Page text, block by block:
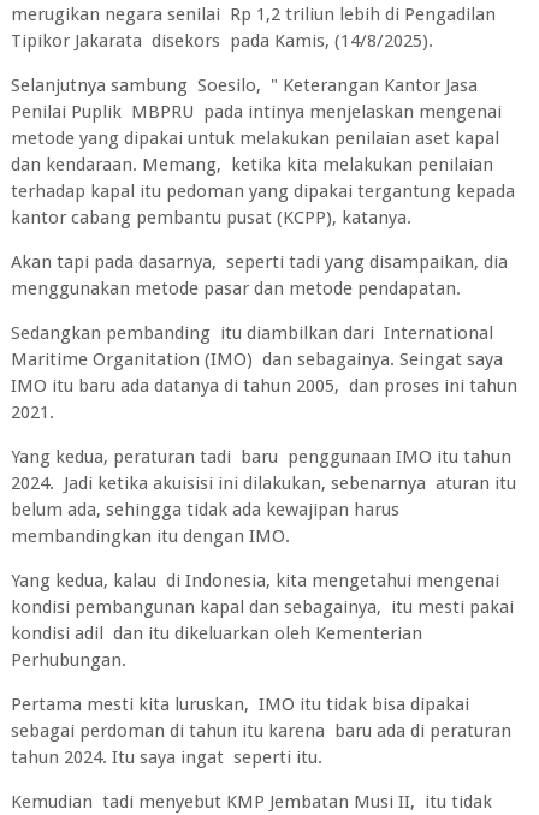
merugikan negara senilai Rp 1,2 triliun lebih di Pengadilan
Tipikor Jakarata disekors pada Kamis, (14/8/2025).
Selanjutnya sambung Soesilo, " Keterangan Kantor Jasa
Penilai Puplik MBPRU pada intinya menjelaskan mengenai
metode yang dipakai untuk melakukan penilaian aset kapal
dan kendaraan. Memang, ketika kita melakukan penilaian
terhadap kapal itu pedoman yang dipakai tergantung kepada
kantor cabang pembantu pusat (KCPP), katanya.
Akan tapi pada dasarnya, seperti tadi yang disampaikan, dia
menggunakan metode pasar dan metode pendapatan.
Sedangkan pembanding itu diambilkan dari International
Maritime Organitation (IMO) dan sebagainya. Seingat saya
IMO itu baru ada datanya di tahun 2005, dan proses ini tahun
2021.
Yang kedua, peraturan tadi baru penggunaan IMO itu tahun
2024. Jadi ketika akuisisi ini dilakukan, sebenarnya aturan itu
belum ada, sehingga tidak ada kewajipan harus
membandingkan itu dengan IMO.
Yang kedua, kalau di Indonesia, kita mengetahui mengenai
kondisi pembangunan kapal dan sebagainya, itu mesti pakai
kondisi adil dan itu dikeluarkan oleh Kementerian
Perhubungan.
Pertama mesti kita luruskan, IMO itu tidak bisa dipakai
sebagai perdoman di tahun itu karena baru ada di peraturan
tahun 2024. Itu saya ingat seperti itu.
Kemudian tadi menyebut KMP Jembatan Musi II, itu tidak